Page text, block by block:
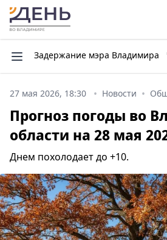
Задержание мэра Владимира
27 мая 2026, 18:30 Новости
Прогноз погоды во
области на 28 мая
Днем похолодает до +10.